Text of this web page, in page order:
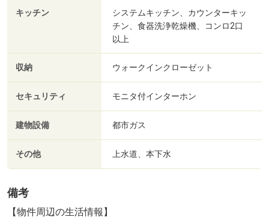
キッチン
システムキッチン、カウンターキッ
チン、食器洗浄乾燥機、コンロ2口
以上
収納 ウォークインクローゼット
セキュリティ モニタ付インターホン
建物設備 都市ガス
その他 上水道、本下水
備考
【物件周辺の生活情報】